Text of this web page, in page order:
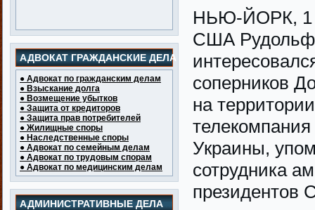
АДВОКАТ ГРАЖДАНСКИЕ ДЕЛА
● Адвокат по гражданским делам
● Взыскание долга
● Возмещение убытков
● Защита от кредиторов
● Защита прав потребителей
● Жилищные споры
● Наследственные споры
● Адвокат по семейным делам
● Адвокат по трудовым спорам
● Адвокат по медицинским делам
АДМИНИСТРАТИВНЫЕ ДЕЛА
НЬЮ-ЙОРК, 1
США Рудольф
соперников
на
телекомпания
Украины,
сотрудника
президентов